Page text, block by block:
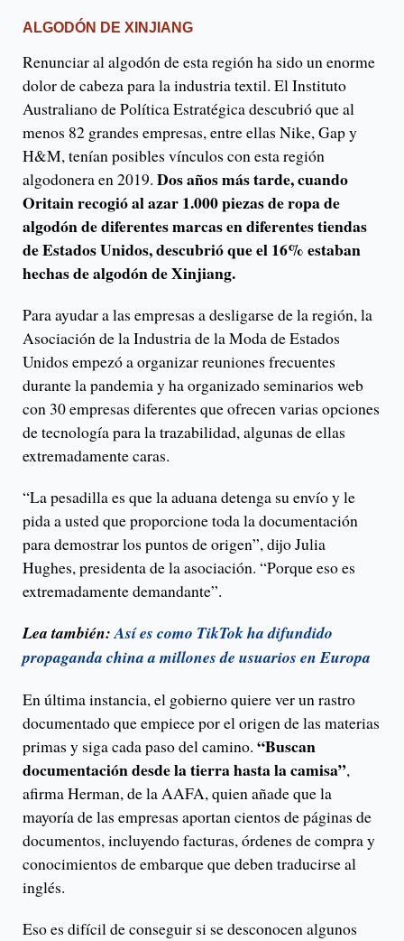
ALGODÓN DE XINJIANG
Renunciar al algodón de esta región ha sido un enorme
dolor de cabeza para la industria textil. El Instituto
Australiano de Política Estratégica descubrió que al
menos 82 grandes empresas, entre ellas Nike, Gap y
H&M, tenían posibles vínculos con esta región
algodonera en 2019. Dos años más tarde, cuando
Oritain recogió al azar 1.000 piezas de ropa de
algodón de diferentes marcas en diferentes tiendas
de Estados Unidos, descubrió que el 16% estaban
hechas de algodón de Xinjiang.
Para ayudar a las empresas a desligarse de la región, la
Asociación de la Industria de la Moda de Estados
Unidos empezó a organizar reuniones frecuentes
durante la pandemia y ha organizado seminarios web
con 30 empresas diferentes que ofrecen varias opciones
de tecnología para la trazabilidad, algunas de ellas
extremadamente caras.
“La pesadilla es que la aduana detenga su envío y le
pida a usted que proporcione toda la documentación
para demostrar los puntos de origen”, dijo Julia
Hughes, presidenta de la asociación. “Porque eso es
extremadamente demandante”.
Lea también:Así es como TikTok ha difundido
propaganda china a millones de usuarios en Europa
En última instancia, el gobierno quiere ver un rastro
documentado que empiece por el origen de las materias
primas y siga cada paso del camino. “Buscan
documentación desde la tierra hasta la camisa”,
afirma Herman, de la AAFA, quien añade que la
mayoría de las empresas aportan cientos de páginas de
documentos, incluyendo facturas, órdenes de compra y
conocimientos de embarque que deben traducirse al
inglés.
Eso es difícil de conseguir si se desconocen algunos